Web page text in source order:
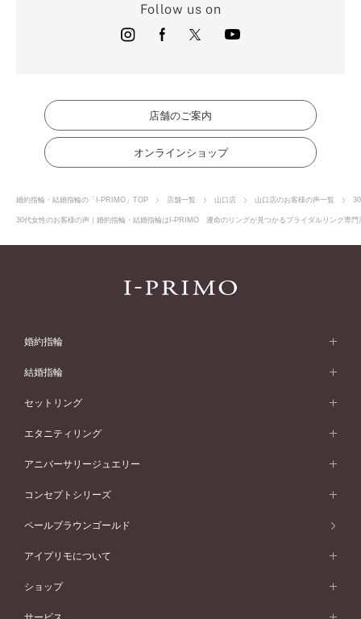
Follow us on
店舗のご案内
オンラインショップ
婚約指輪・結婚指輪の「I-PRIMO」TOP 店舗一覧 山口店 山口店のお客様の声一覧
30代女性のお客様の声｜婚約指輪・結婚指輪はI-PRIMO 運命のリングが見つかるブライダルリング専
婚約指輪
婚約指輪 (エンゲージリング)
婚約指輪一覧
ピンクゴールド
ペールブラウンゴールド
ウェーブライン
V字ライン
ワンサイドメレ
ダブルサイドメレ
シンプル
フェミニン
モード
50万円台～
40万円台～
30万円台～
婚約指輪 人気ランキング
結婚指輪
結婚指輪 (マリッジリング)
結婚指輪一覧
ピンクゴールド
ペールブラウンゴールド
ウェーブライン
V字ライン
ワンメレ
セベラルメレ
シンプル
フェミニン
モード
50万円～
セットリング
セットリング
セットリング一覧
ピンクゴールド
ペールブラウンゴールド
エタニティリング
エタニティリング
エタニティリング一覧
ピンクゴールド
ペールブラウンゴールド
アニバーサリージュエリー
アニバーサリージュエリー
アニバーサリージュエリー一覧
ファッションリング
ブレスレット
コンセプトシリーズ
コンセプトシリーズ
オリジンビリーフ
ペールブラウンゴールド
アイプリモについて
アイプリモについて
パーソナルハンド診断
ショップ
店舗一覧